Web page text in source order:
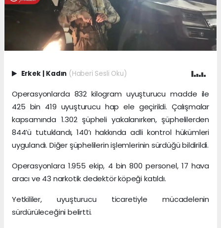
Erkek | Kadın (Haberi Sesli Oku)
Operasyonlarda 832 kilogram uyuşturucu madde ile
425 bin 419 uyuşturucu hap ele geçirildi. Çalışmalar
kapsamında 1.302 şüpheli yakalanırken, şüphelilerden
844’ü tutuklandı, 140’ı hakkında adli kontrol hükümleri
uygulandı. Diğer şüphelilerin işlemlerinin sürdüğü bildirildi.
Operasyonlara 1.955 ekip, 4 bin 800 personel, 17 hava
aracı ve 43 narkotik dedektör köpeği katıldı.
Yetkililer, uyuşturucu ticaretiyle mücadelenin
sürdürüleceğini belirtti.